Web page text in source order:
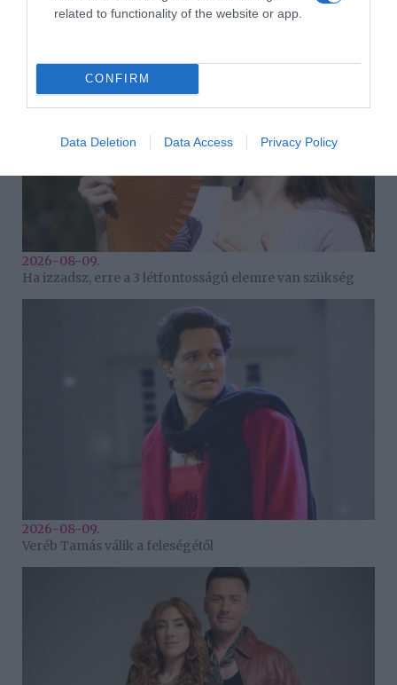
related to functionality of the website or app.
CONFIRM
Data Deletion Data Access Privacy Policy
Citromos tiramisu recept limoncellóval
2026-08-09.
Ha izzadsz, erre a 3 létfontosságú elemre van szükség
2026-08-09.
Veréb Tamás válik a feleségétől